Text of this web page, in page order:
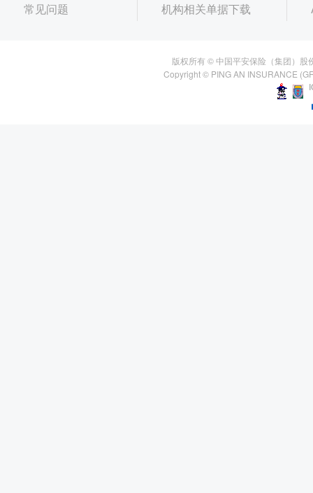
常见问题
机构相关单据下载
版权所有 © 中国平安保险（集团）股
Copyright © PING AN INSURANCE